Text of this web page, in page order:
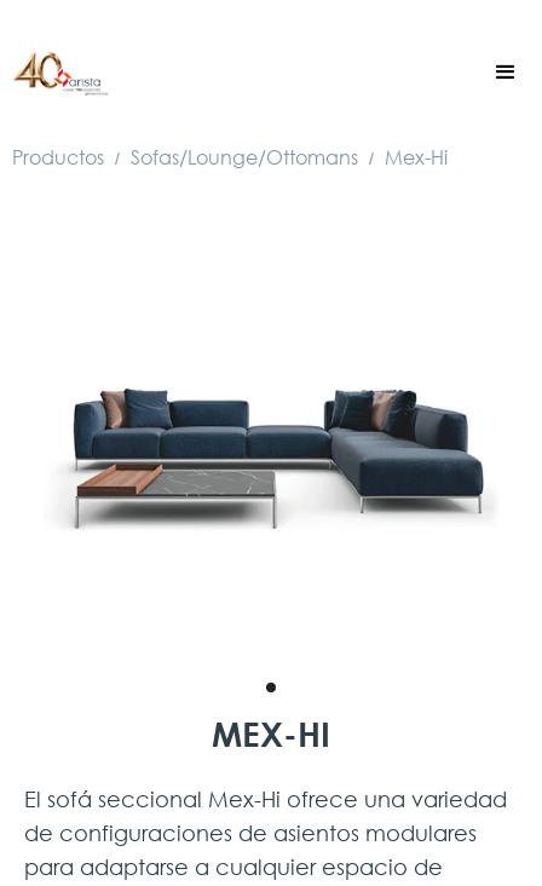
Productos / Sofas/Lounge/Ottomans / Mex-Hi
MEX-HI
El sofá seccional Mex-Hi ofrece una variedad
de configuraciones de asientos modulares
para adaptarse a cualquier espacio de